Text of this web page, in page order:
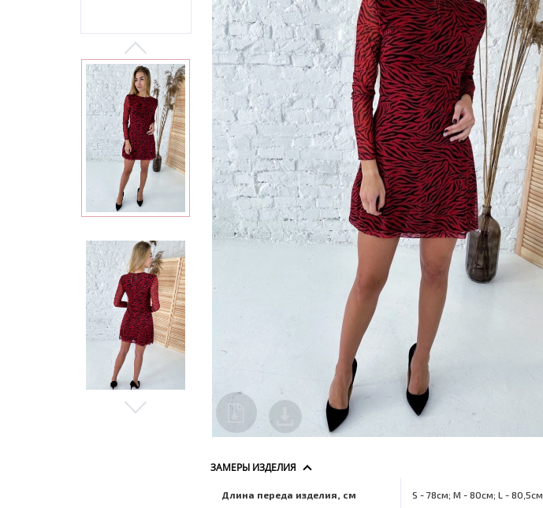
ЗАМЕРЫ ИЗДЕЛИЯ
Длина переда изделия, см S - 78см; M - 80см; L - 80,5см